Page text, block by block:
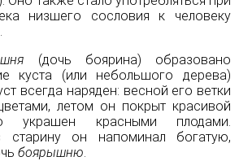
низшего сословия к человеку
(дочь боярина) образовано
куста (или небольшого дерева)
всегда наряден: весной его ветки
летом он покрыт красивой
украшен красными плодами.
он напоминал богатую,
боярышню.